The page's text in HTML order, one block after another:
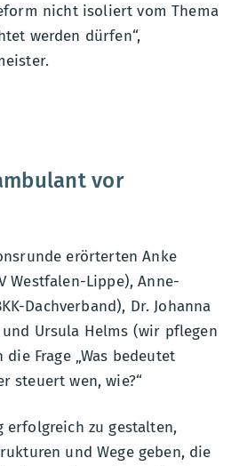
nicht isoliert vom Thema
werden dürfen“,
vor
erörterten Anke
Westfalen-Lippe), Anne-
Dachverband), Dr. Johanna
Ursula Helms (wir pflegen
die Frage „Was bedeutet
steuert wen, wie?“
erfolgreich zu gestalten,
und Wege geben, die